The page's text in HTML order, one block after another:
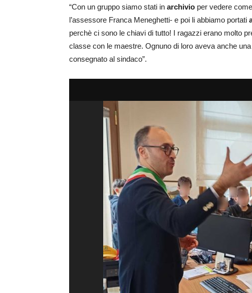
“Con un gruppo siamo stati in archivio per vedere
l’assessore Franca Meneghetti- e poi li abbiamo portati
perchè ci sono le chiavi di tutto! I ragazzi erano molto
classe con le maestre. Ognuno di loro aveva anche
consegnato al sindaco”.